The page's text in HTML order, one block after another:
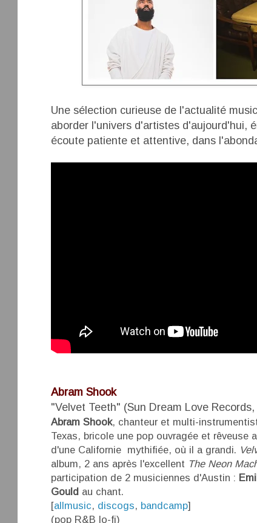
Une sélection curieuse de l'actualité
aborder l'univers d'artistes d'aujourd'hui,
écoute patiente et attentive, dans
Abram Shook
"Velvet Teeth" (Sun Dream Love Records,
Abram Shook, chanteur et multi-
Texas, bricole une pop ouvragée et rêveuse
d'une Californie mythifiée, où il a grandi.
album, 2 ans après l'excellent The Neon
participation de 2 musiciennes d'Austin :
Gould au chant.
[allmusic, discogs, bandcamp]
(pop R&B lo-fi)